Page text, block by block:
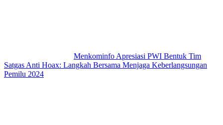
Menkominfo Apresiasi PWI Bentuk Tim
Satgas Anti Hoax: Langkah Bersama Menjaga Keberlangsungan
Pemilu 2024